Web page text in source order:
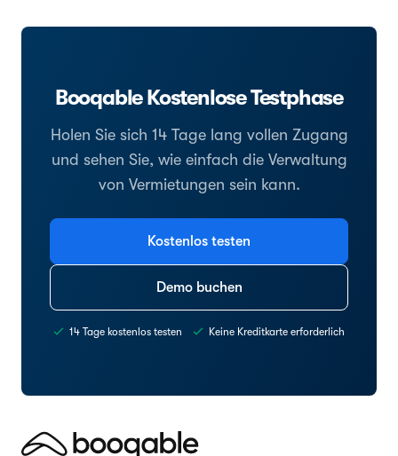
Booqable Kostenlose Testphase
Holen Sie sich 14 Tage lang vollen Zugang
und sehen Sie, wie einfach die Verwaltung
von Vermietungen sein kann.
Kostenlos testen
Demo buchen
14 Tage kostenlos testen Keine Kreditkarte erforderlich